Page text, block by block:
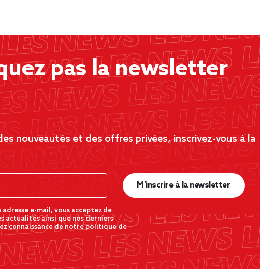
pas la newsletter
nouveautés et des offres privées, inscrivez-vous à la
e-mail, vous acceptez de
actualités ainsi que nos derniers
connaissance de notre politique de
M’inscrire à la newsletter